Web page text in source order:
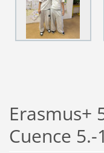
Erasmus+
Cuence